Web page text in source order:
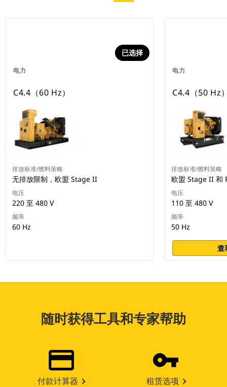
电力
已选择
C4.4（60 Hz）
排放标准/燃料策略
无排放限制，欧盟 Stage II
电压
220 至 480 V
频率
60 Hz
电力
C4.4（50 Hz
排放标准/燃料策略
欧盟 Stage II 和
电压
110 至 480 V
频率
50 Hz
查
随时获得工具和专家帮助
付款计算器 租赁选项